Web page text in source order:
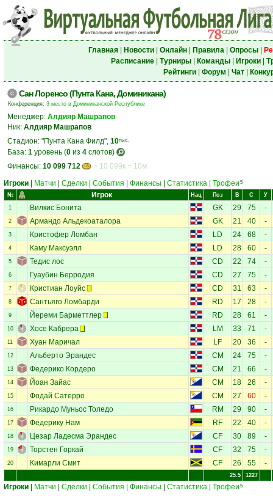
Главная| Новости| Онлайн| Правила| Опросы|
Расписание| Турниры| Команды| Игроки|
Рейтинги| Форум Чат|
Сан Лоренсо (Пунта Кана, Доминикана)
Конференция: 3 место в Доминиканской Республике
Менеджер: Алдияр Машрапов
Ник: Алдияр Машрапов
Стадион: "Пунта Кана Филд", 10тыс.
База: 1 уровень (0 из 4 слотов)
Финансы: 10 099 712
= 10 099к = 10м
Игроки
Матчи Сделки События Финансы Статистика Трофеи 5
№ Игрок Нац Поз В С У
1 Вилкис Бонита GK 29 75 -
2 Армандо Альдекоаталора GK 21 40 -
3 Кристофер Ломбан LD 24 68 -
4 Каму Максуэлл LD 28 60 -
5 Тедис лос CD 22 74 -
6 Гуаубин Берродия CD 27 75 -
7 Кристиан Лоуйс CD 31 63 -
8 Сантьяго Ломбарди RD 17 28 -
9 Йереми Барметтлер RD 28 61 -
10 Хосе Кабрера LM 33 71 -
11 Хуан Маричал LF 20 36 -
12 Альберто Эрандес CM 24 75 -
13 Федерико Кордеро CM 21 66 -
14 Йоан Зайас CM 18 26 -
15 Фодай Сатерро CM 27 60 -
16 Рикардо Муньос Толедо RM 29 90 -
17 Федерику Нам RF 22 40 -
18 Цезар Ладесма Эрандес CF 30 89 -
19 Торстен Горкай CF 32 75 -
20 Кимарли Смит CF 26 55 -
25.5 1227
Игроки Матчи Сделки События Финансы Статистика Трофеи 5